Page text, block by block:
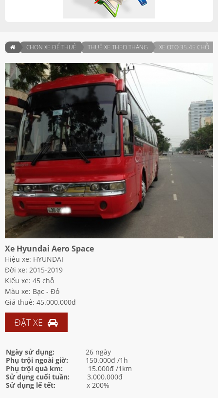
CHỌN XE ĐỂ THUÊ THUÊ XE THEO THÁNG XE OTO 35-45 CHỖ
Xe Hyundai Aero Space
Hiệu xe: HYUNDAI
Đời xe: 2015-2019
Kiểu xe: 45 chỗ
Màu xe: Bạc - Đỏ
Giá thuê: 45.000.000đ
ĐẶT XE
Ngày sử dụng:
26 ngày
Phụ trội ngoài giờ: 150.000đ /1h
Phụ trội quá km:
15.000đ /1km
Sử dụng cuối tuần:
3.000.000đ
Sử dụng lể tết:
x 200%